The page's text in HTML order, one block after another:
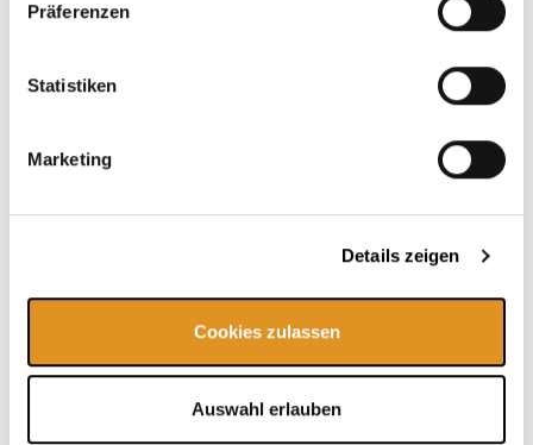
Präferenzen
Statistiken
Marketing
Details zeigen
Cookies zulassen
Auswahl erlauben
Hinweis Übertritt in die VitalTherme &
Nach den Umkleiden führt dich dein Weg zunächst durch
(ab 16 Jahren).
bis zum Drehkreuz für den Übertritt in die VitalTherme &
Handtuch/Bademantel zu bedecken. Für den Wechsel
zwischen textilem und textilfreien Bereich stehen dir
Ablagen zur Verfügung.